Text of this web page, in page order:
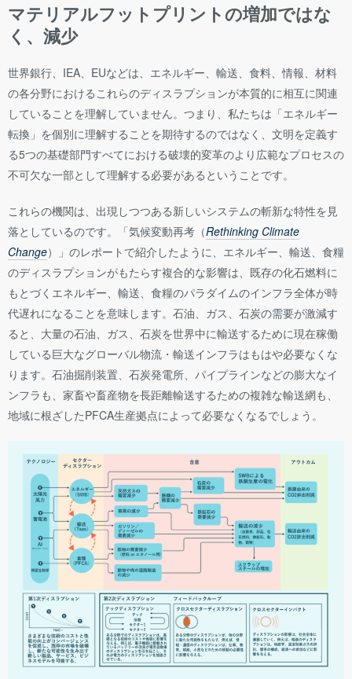
マテリアルフットプリントの増加ではな
く、減少
世界銀行、IEA、EUなどは、エネルギー、輸送、食料、情報、材料
の各分野におけるこれらのディスラプションが本質的に相互に関連
していることを理解していません。つまり、私たちは「エネルギー
転換」を個別に理解することを期待するのではなく、文明を定義す
る5つの基礎部門すべてにおける破壊的変革のより広範なプロセスの
不可欠な一部として理解する必要があるということです。
これらの機関は、出現しつつある新しいシステムの斬新な特性を見
落としているのです。「気候変動再考（Rethinking Climate
Change）」のレポートで紹介したように、エネルギー、輸送、食糧
のディスラプションがもたらす複合的な影響は、既存の化石燃料に
もとづくエネルギー、輸送、食糧のパラダイムのインフラ全体が時
代遅れになることを意味します。石油、ガス、石炭の需要が激減す
ると、大量の石油、ガス、石炭を世界中に輸送するために現在稼働
している巨大なグローバル物流・輸送インフラはもはや必要なくな
ります。石油掘削装置、石炭発電所、パイプラインなどの膨大なイ
ンフラも、家畜や畜産物を長距離輸送するための複雑な輸送網も、
地域に根ざしたPFCA生産拠点によって必要なくなるでしょう。